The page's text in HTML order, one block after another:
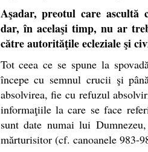
Aşadar, preotul care ascultă
dar, în acelaşi timp, nu ar
către autorităţile ecleziale şi
Tot ceea ce se spune la
începe cu semnul crucii şi
absolvirea, fie cu refuzul
informaţiile la care se face
sunt date numai lui
mărturisitor (cf. canoanele 983-